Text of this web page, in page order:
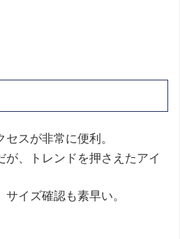
スが非常に便利。
が、トレンドを押さえたアイ
イズ確認も素早い。